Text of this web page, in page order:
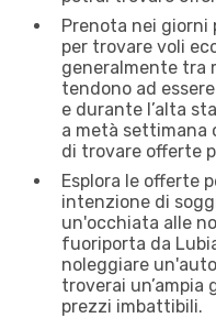
Prenota nei giorni
per trovare voli
generalmente tra
tendono ad
e durante l’alta
a metà settimana
di trovare offerte
Esplora le offerte
intenzione di
un'occhiata alle
fuoriporta da
noleggiare
troverai un’ampia
prezzi imbattibili.